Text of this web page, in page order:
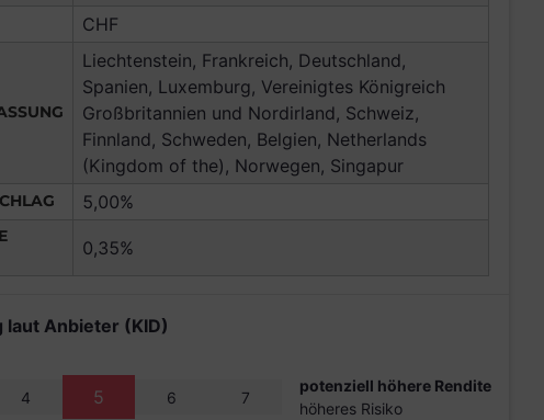
CHF
Liechtenstein, Frankreich, Deutschland,
Spanien, Luxemburg, Vereinigtes Königreich
Großbritannien und Nordirland, Schweiz,
Finnland, Schweden, Belgien, Netherlands
(Kingdom of the), Norwegen, Singapur
5,00%
0,35%
laut Anbieter (KID)
4 5 6 7
potenziell höhere Rendite
höheres Risiko